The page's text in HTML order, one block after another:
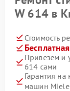
W 614 в
Стоимость
Привезем и
614 сами
Гарантия
машин